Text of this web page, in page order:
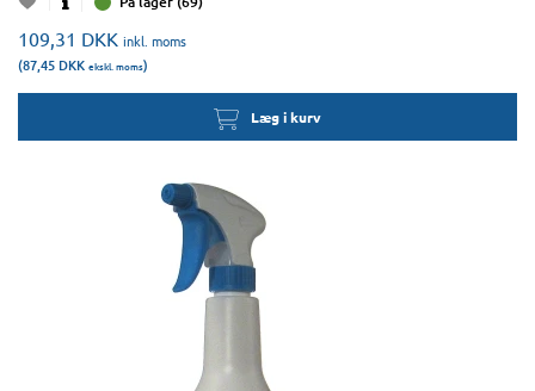
109,31 DKK inkl. moms
(87,45 DKK ekskl. moms)
Læg i kurv